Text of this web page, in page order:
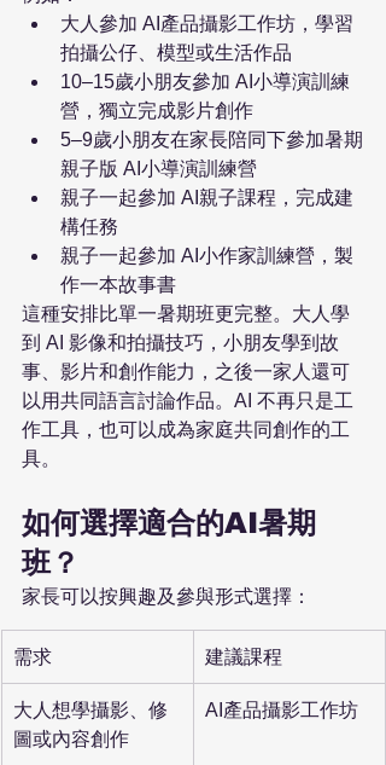
大人參加 AI產品攝影工作坊，學習
拍攝公仔、模型或生活作品
10–15歲小朋友參加 AI小導演訓練
營，獨立完成影片創作
5–9歲小朋友在家長陪同下參加暑期
親子版 AI小導演訓練營
親子一起參加 AI親子課程，完成建
構任務
親子一起參加 AI小作家訓練營，製
作一本故事書
這種安排比單一暑期班更完整。大人學
到 AI 影像和拍攝技巧，小朋友學到故
事、影片和創作能力，之後一家人還可
以用共同語言討論作品。AI 不再只是工
作工具，也可以成為家庭共同創作的工
具。
如何選擇適合的AI暑期
班？
家長可以按興趣及參與形式選擇：
需求 建議課程
大人想學攝影、修
圖或內容創作
AI產品攝影工作坊